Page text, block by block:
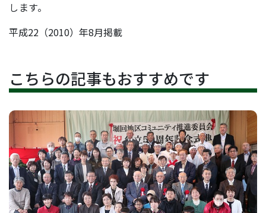
します。
平成22（2010）年8月掲載
こちらの記事もおすすめです